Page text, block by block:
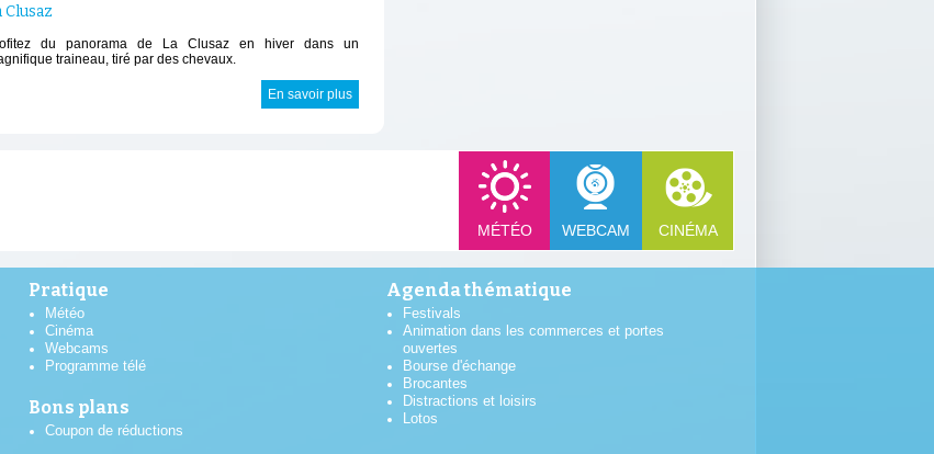
Clusaz
du panorama de La Clusaz en hiver dans un
traineau, tiré par des chevaux.
En savoir plus
MÉTÉO WEBCAM CINÉMA
Pratique
Météo
Cinéma
Webcams
Programme télé
Bons plans
Coupon de réductions
Agenda thématique
Festivals
Animation dans les commerces et portes
ouvertes
Bourse d'échange
Brocantes
Distractions et loisirs
Lotos